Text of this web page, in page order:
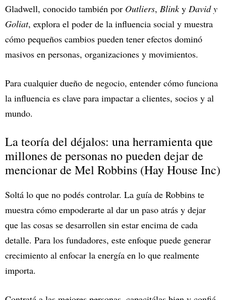
Gladwell, conocido también por Outliers, Blinky David y
Goliat, explora el poder de la influencia social y muestra
cómo pequeños cambios pueden tener efectos dominó
masivos en personas, organizaciones y movimientos.
Para cualquier dueño de negocio, entender cómo funciona
la influencia es clave para impactar a clientes, socios y al
mundo.
La teoría del déjalos: una herramienta que
millones de personas no pueden dejar de
mencionar de Mel Robbins (Hay House Inc)
Soltá lo que no podés controlar. La guía de Robbins te
muestra cómo empoderarte al dar un paso atrás y dejar
que las cosas se desarrollen sin estar encima de cada
detalle. Para los fundadores, este enfoque puede generar
crecimiento al enfocar la energía en lo que realmente
importa.